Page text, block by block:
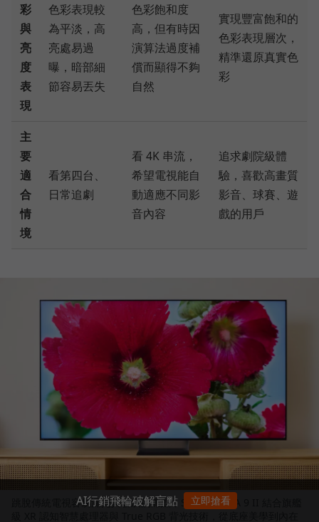
彩
與
亮
度
表
現
色彩表現較
為平淡，高
亮處易過
曝，暗部細
節容易丟失
色彩飽和度
高，但有時因
演算法過度補
償而顯得不夠
自然
實現豐富飽和的
色彩表現層次，
精準還原真實色
彩
主
要
適
合
情
境
看第四台、
日常追劇
看 4K 串流，
希望電視能自
動適應不同影
音內容
追求劇院級體
驗，喜歡高畫質
影音、球賽、遊
戲的用戶
跳脫傳統電視容易漏光與發灰的痛點，Sony BRAVIA 9 II 結合旗艦
AI行銷飛輪破解盲點 立即搶看